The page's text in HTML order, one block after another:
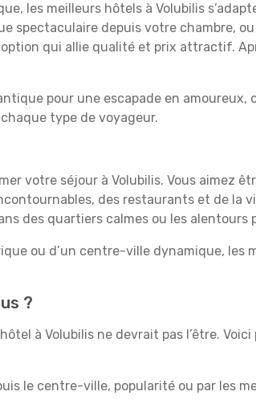
les meilleurs hôtels à Volubilis
spectaculaire depuis votre chambre,
qui allie qualité et prix attractif.
pour une escapade en
type de voyageur.
votre séjour à Volubilis. Vous aimez
des restaurants et de la
des quartiers calmes ou les alentours
ou d’un centre-ville dynamique, les
?
à Volubilis ne devrait pas l’être.
le centre-ville, popularité ou par les